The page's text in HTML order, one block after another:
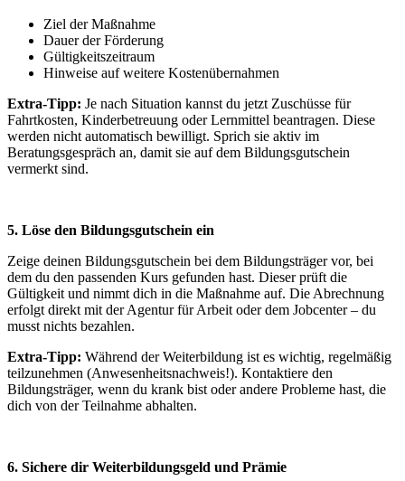
Ziel der Maßnahme
Dauer der Förderung
Gültigkeitszeitraum
Hinweise auf weitere Kostenübernahmen
Extra-Tipp: Je nach Situation kannst du jetzt Zuschüsse für
Fahrtkosten, Kinderbetreuung oder Lernmittel beantragen. Diese
werden nicht automatisch bewilligt. Sprich sie aktiv im
Beratungsgespräch an, damit sie auf dem Bildungsgutschein
vermerkt sind.
5. Löse den Bildungsgutschein ein
Zeige deinen Bildungsgutschein bei dem Bildungsträger vor, bei
dem du den passenden Kurs gefunden hast. Dieser prüft die
Gültigkeit und nimmt dich in die Maßnahme auf. Die Abrechnung
erfolgt direkt mit der Agentur für Arbeit oder dem Jobcenter – du
musst nichts bezahlen.
Extra-Tipp: Während der Weiterbildung ist es wichtig, regelmäßig
teilzunehmen (Anwesenheitsnachweis!). Kontaktiere den
Bildungsträger, wenn du krank bist oder andere Probleme hast, die
dich von der Teilnahme abhalten.
6. Sichere dir Weiterbildungsgeld und Prämie